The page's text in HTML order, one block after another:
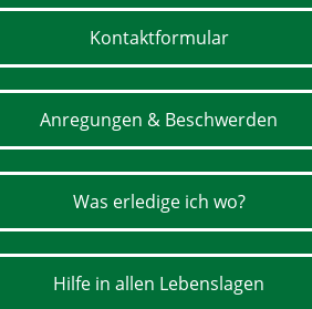
Kontaktformular
Anregungen & Beschwerden
Was erledige ich wo?
Hilfe in allen Lebenslagen